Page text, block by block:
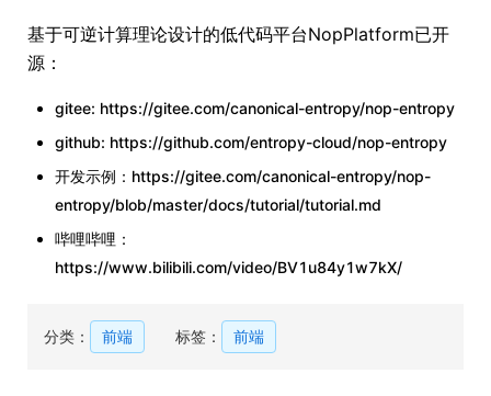
基于可逆计算理论设计的低代码平台NopPlatform已开
源：
gitee: https://gitee.com/canonical-entropy/nop-entropy
github: https://github.com/entropy-cloud/nop-entropy
开发示例：https://gitee.com/canonical-entropy/nop-
entropy/blob/master/docs/tutorial/tutorial.md
哔哩哔哩：
https://www.bilibili.com/video/BV1u84y1w7kX/
分类： 前端 标签： 前端